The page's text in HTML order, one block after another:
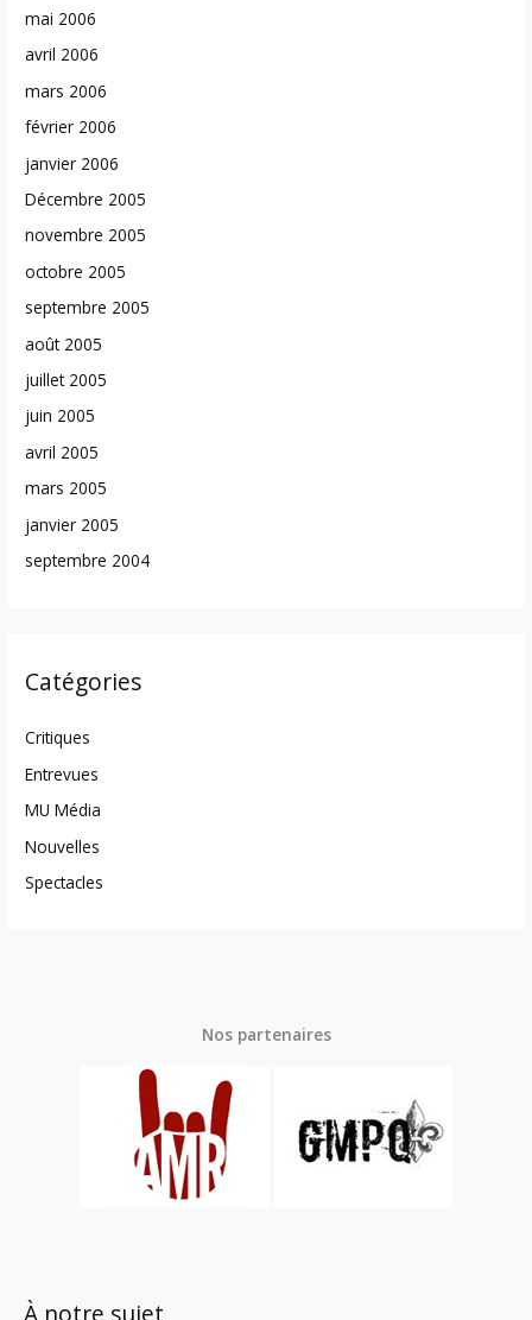
mai 2006
avril 2006
mars 2006
février 2006
janvier 2006
Décembre 2005
novembre 2005
octobre 2005
septembre 2005
août 2005
juillet 2005
juin 2005
avril 2005
mars 2005
janvier 2005
septembre 2004
Catégories
Critiques
Entrevues
MU Média
Nouvelles
Spectacles
Nos partenaires
À notre sujet